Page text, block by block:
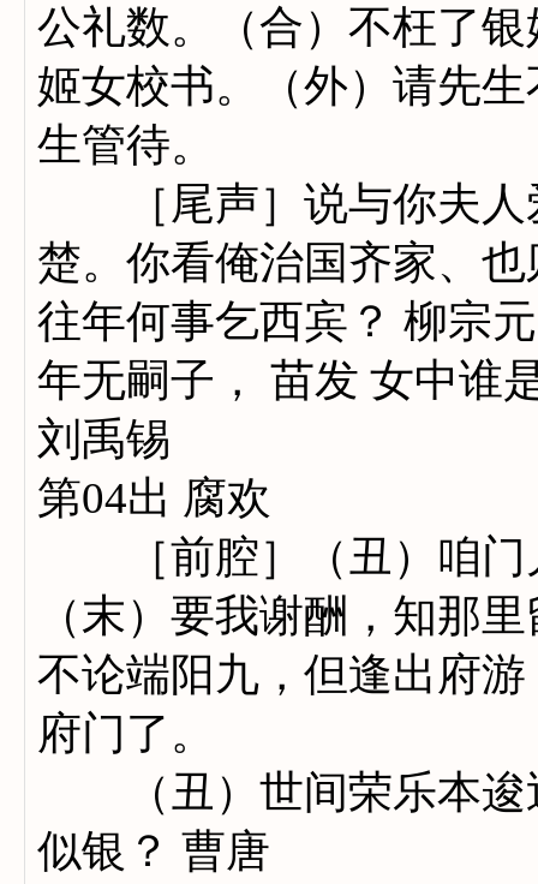
公礼数。（合）不枉了
姬女校书。（外）请先
生管待。
［尾声］说与你夫人
楚。你看俺治国齐家、
往年何事乞西宾？ 柳宗
年无嗣子， 苗发 女中谁
刘禹锡
第04出 腐欢
［前腔］（丑）咱门
（末）要我谢酬，知那
不论端阳九，但逢出府
府门了。
（丑）世间荣乐本逡
似银？ 曹唐